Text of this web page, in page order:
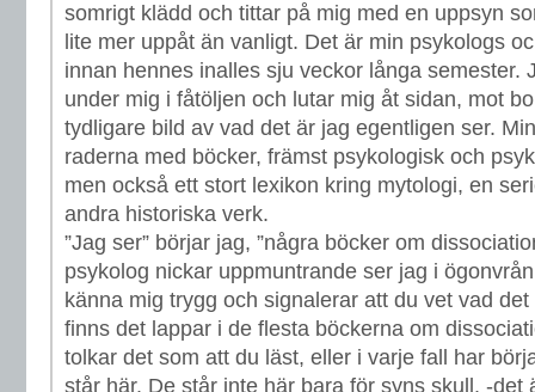
somrigt klädd och tittar på mig med en uppsyn
lite mer uppåt än vanligt. Det är min psykologs
innan hennes inalles sju veckor långa semester.
under mig i fåtöljen och lutar mig åt sidan, mot
tydligare bild av vad det är jag egentligen ser.
raderna med böcker, främst psykologisk och
men också ett stort lexikon kring mytologi, en
andra historiska verk.
”Jag ser” börjar jag, ”några böcker om
psykolog nickar uppmuntrande ser jag i
känna mig trygg och signalerar att du vet vad
finns det lappar i de flesta böckerna om
tolkar det som att du läst, eller i varje fall har
står här. De står inte här bara för syns skull. -det